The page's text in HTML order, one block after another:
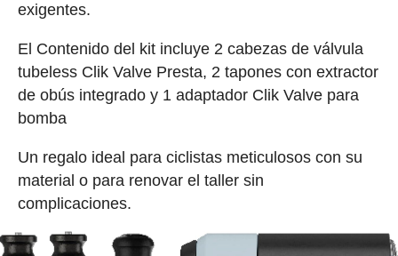
exigentes.
El Contenido del kit incluye 2 cabezas de válvula
tubeless Clik Valve Presta, 2 tapones con extractor
de obús integrado y 1 adaptador Clik Valve para
bomba
Un regalo ideal para ciclistas meticulosos con su
material o para renovar el taller sin
complicaciones.